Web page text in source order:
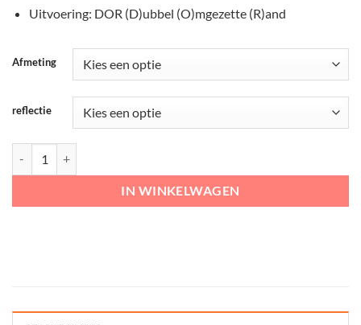
Uitvoering: DOR (D)ubbel (O)mgezette (R)and
Afmeting
reflectie
IN WINKELWAGEN